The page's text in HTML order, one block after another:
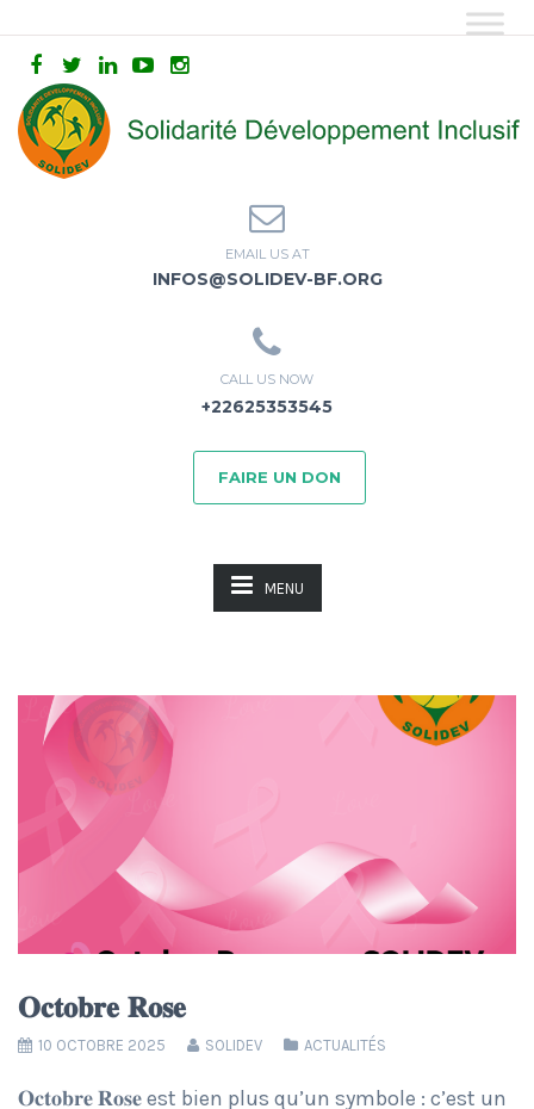
EMAIL US AT
INFOS@SOLIDEV-BF.ORG
CALL US NOW
+22625353545
FAIRE UN DON
MENU
𝐎𝐜𝐭𝐨𝐛𝐫𝐞 𝐑𝐨𝐬𝐞
10 OCTOBRE 2025 SOLIDEV ACTUALITÉS
𝐎𝐜𝐭𝐨𝐛𝐫𝐞 𝐑𝐨𝐬𝐞 est bien plus qu’un symbole : c’est un